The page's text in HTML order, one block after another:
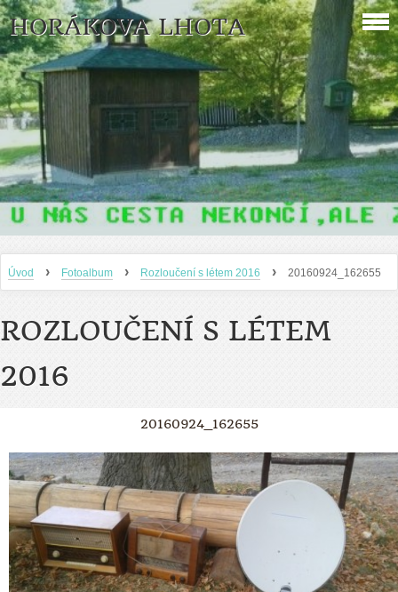
HORÁKOVA LHOTA
Úvod › Fotoalbum › Rozloučení s létem 2016 › 20160924_162655
ROZLOUČENÍ S LÉTEM
2016
20160924_162655